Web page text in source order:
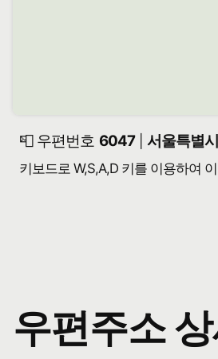
📮 우편번호 6047 서울특별
키보드로 W,S,A,D 키를 이용하여
우편주소